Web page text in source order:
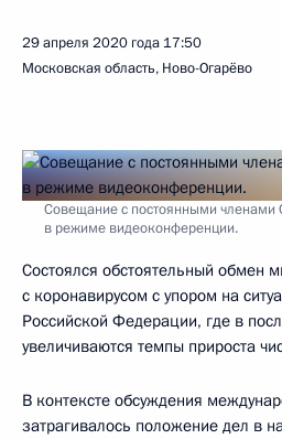
29 апреля 2020 года 17:50
Московская область, Ново-Огарёво
Совещание с постоянными членами
в режиме видеоконференции.
Состоялся обстоятельный обмен
с коронавирусом с упором на
Российской Федерации, где в
увеличиваются темпы прироста
В контексте обсуждения
затрагивалось положение дел в